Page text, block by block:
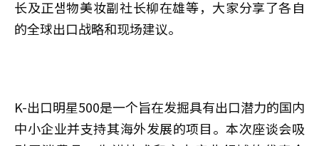
长及正샘物美妆副社长柳在雄等，大家分享了各自
的全球出口战略和现场建议。
K-出口明星500是一个旨在发掘具有出口潜力的国内
中小企业并支持其海外发展的项目。本次座谈会吸